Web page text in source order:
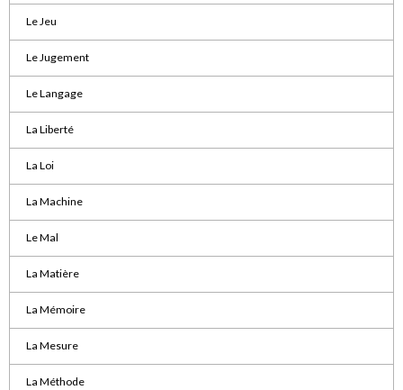
Le Jeu
Le Jugement
Le Langage
La Liberté
La Loi
La Machine
Le Mal
La Matière
La Mémoire
La Mesure
La Méthode